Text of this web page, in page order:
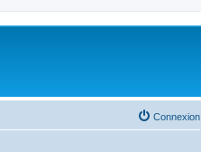
Connexion